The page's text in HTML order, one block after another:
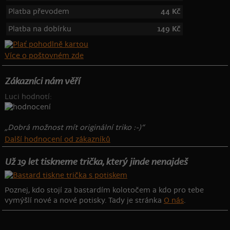
Platba převodem
44 Kč
Platba na dobírku
149 Kč
Více o poštovném zde
Zákazníci nám věří
Luci hodnotí:
„Dobrá možnost mít originální triko :-)“
Další hodnocení od zákazníků
Už 19 let tiskneme trička, který jinde nenajdeš
Poznej, kdo stojí za bastardím kolotočem a kdo pro tebe
vymýšlí nové a nové potisky. Tady je stránka O nás.